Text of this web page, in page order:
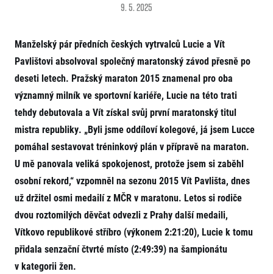
Projekt EuroHeroes
Seznam závodů
EuroHeroes Challenge 2026
EuroHeroes Challenge 2025
EuroHeroes Challenge 2024
EuroHeroes Challenge 2023
EuroHeroes Challenge 2019
Systém bodování
Napoli Running
O Napoli Running
RunCzech Halfs
Projekt RunCzech Halfs
Pro běžce
Pro závodníky
Pravidla a všeobecné informace
Vše k pojištění
Přeregistrace na jiného závodníka
Pověření k vyzvednutí čísla
Reklamace výsledků
Inspirace
Příběhy běžců
AIMS Race Calendar
Komunity
Prvoběžci
RunCzech Kings & Queens
RunCzech Stars
dm rodinná míle
Český maratonský klub
Seznam neziskových organizací
Běžím pro stromy
Užitečné
O nás
9. 5. 2025
Manželský pár předních českých vytrvalců Lucie a Vít
Pavlištovi absolvoval společný maratonský závod přesně po
deseti letech. Pražský maraton 2015 znamenal pro oba
významný milník ve sportovní kariéře, Lucie na této trati
tehdy debutovala a Vít získal svůj první maratonský titul
mistra republiky. „Byli jsme oddíloví kolegové, já jsem Lucce
pomáhal sestavovat tréninkový plán v přípravě na maraton.
U mě panovala veliká spokojenost, protože jsem si zaběhl
osobní rekord,“ vzpomněl na sezonu 2015 Vít Pavlišta, dnes
už držitel osmi medailí z MČR v maratonu. Letos si rodiče
dvou roztomilých děvčat odvezli z Prahy další medaili,
Vítkovo republikové stříbro (výkonem 2:21:20), Lucie k tomu
přidala senzační čtvrté místo (2:49:39) na šampionátu
v kategorii žen.